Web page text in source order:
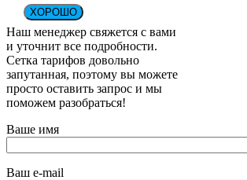
ХОРОШО
Наш менеджер свяжется с вами
и уточнит все подробности.
Сетка тарифов довольно
запутанная, поэтому вы можете
просто оставить запрос и мы
поможем разобраться!
Ваше имя
Ваш e-mail